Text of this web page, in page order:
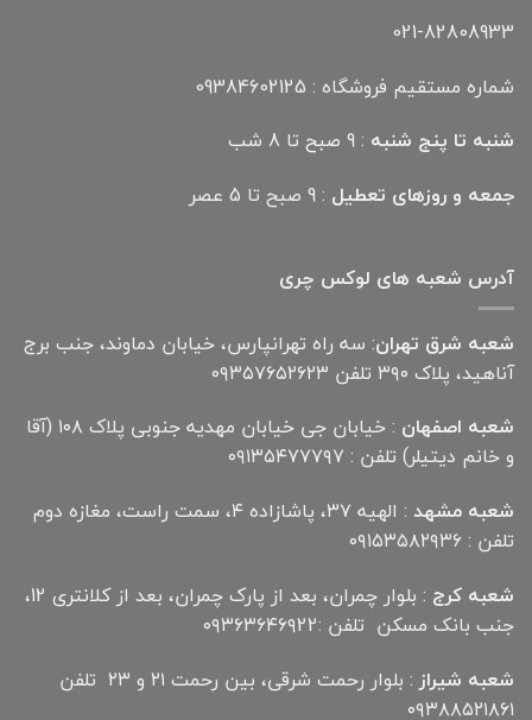
021-82808933
شماره مستقیم فروشگاه : 09384602125
شنبه تا پنج شنبه : 9 صبح تا 8 شب
جمعه و روزهای تعطیل : 9 صبح تا 5 عصر
آدرس شعبه های لوکس چری
شعبه شرق تهران: سه راه تهرانپارس، خیابان دماوند، جنب برج
آناهید، پلاک ۳۹۰ تلفن ۰۹۳۵۷۶۵۲۶۲۳
شعبه اصفهان
: خیابان جی خیابان مهدیه جنوبی پلاک ۱۰۸ (آقا
و خانم دیتیلر) تلفن : ۰۹۱۳۵۴۷۷۷۹۷
شعبه مشهد
: الهیه ۳۷، پاشازاده ۴، سمت راست، مغازه دوم
تلفن : ۰۹۱۵۳۵۸۲۹۳۶
شعبه کرج
: بلوار چمران، بعد از پارک چمران، بعد از کلانتری 12،
جنب بانک مسکن تلفن :۰۹۳۶۳۶۴۶۹22
شعبه شیراز
: بلوار رحمت شرقی، بین رحمت ۲۱ و ۲۳ تلفن
۰۹۳۸۸۵۲۱۸۶۱